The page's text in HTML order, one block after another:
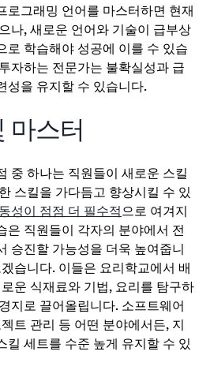
로그래밍 언어를 마스터하면 현재
나, 새로운 언어와 기술이 급부상
로 학습해야 성공에 이를 수 있습
자하는 전문가는 불확실성과 급
성을 유지할 수 있습니다.
마스터
중 하나는 직원들이 새로운 스킬
스킬을 가다듬고 향상시킬 수 있
성이 점점 더 필수적으로 여겨지
은 직원들이 각자의 분야에서 전
승진할 가능성을 더욱 높여줍니
습니다. 이들은 요리학교에서 배
운 식재료와 기법, 요리를 탐구하
지로 끌어올립니다. 소프트웨어
트 관리 등 어떤 분야에서든, 지
킬 세트를 수준 높게 유지할 수 있